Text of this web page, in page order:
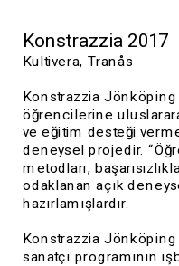
Konstrazzia 2017
Kultivera, Tranås
Konstrazzia
öğrencilerine
ve eğitim desteği
deneysel projedir.
metodları,
odaklanan açık
hazırlamışlardır.
Konstrazzia
sanatçı programının